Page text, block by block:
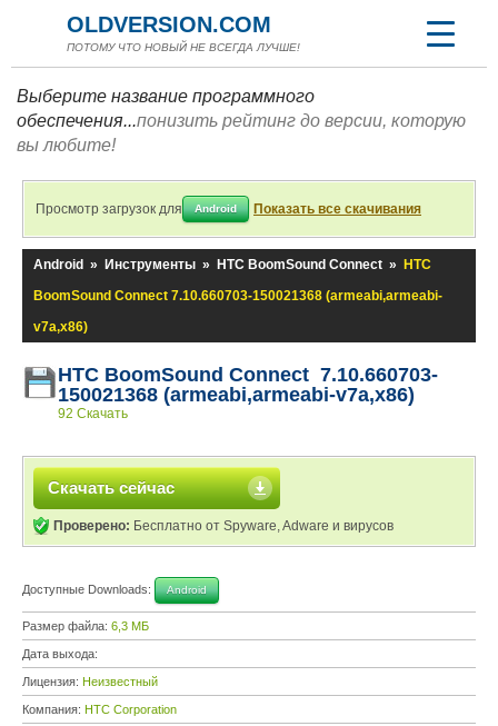
OLDVERSION.COM
ПОТОМУ ЧТО НОВЫЙ НЕ ВСЕГДА ЛУЧШЕ!
Выберите название программного
обеспечения...понизить рейтинг до версии, которую
вы любите!
Просмотр загрузок для Android Показать все скачивания
Android » Инструменты » HTC BoomSound Connect »
HTC
BoomSound Connect 7.10.660703-150021368 (armeabi,armeabi-
v7a,x86)
HTC BoomSound Connect 7.10.660703-
150021368 (armeabi,armeabi-v7a,x86)
92 Скачать
Скачать сейчас
Проверено: Бесплатно от Spyware, Adware и вирусов
Доступные Downloads: Android
Размер файла: 6,3 МБ
Дата выхода:
Лицензия: Неизвестный
Компания: HTC Corporation